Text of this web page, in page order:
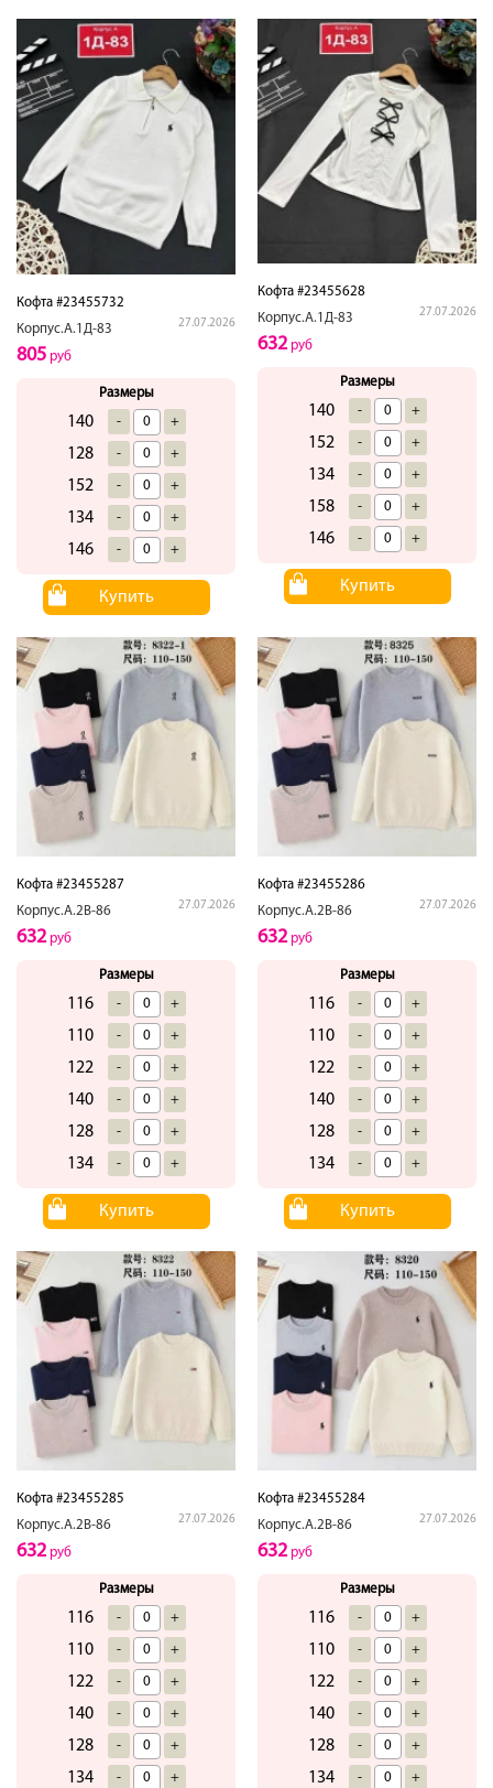
Кофта #23455732
Корпус.А.1Д-83
27.07.2026
805 руб
Размеры
140 - +
128 - +
152 - +
134 - +
146 - +
Купить
Кофта #23455628
Корпус.А.1Д-83
27.07.2026
632руб
Размеры
140 - +
152 - +
134 - +
158 - +
146 - +
Купить
Кофта #23455287
Корпус.А.2В-86
27.07.2026
632руб
Размеры
116 - +
110 - +
122 - +
140 - +
128 - +
134 - +
Купить
Кофта #23455286
Корпус.А.2В-86
27.07.2026
632руб
Размеры
116 - +
110 - +
122 - +
140 - +
128 - +
134 - +
Купить
Кофта #23455285
Корпус.А.2В-86
27.07.2026
632руб
Размеры
116 - +
110 - +
122 - +
140 - +
128 - +
134 - +
Кофта #23455284
Корпус.А.2В-86
27.07.2026
632руб
Размеры
116 - +
110 - +
122 - +
140 - +
128 - +
134 - +